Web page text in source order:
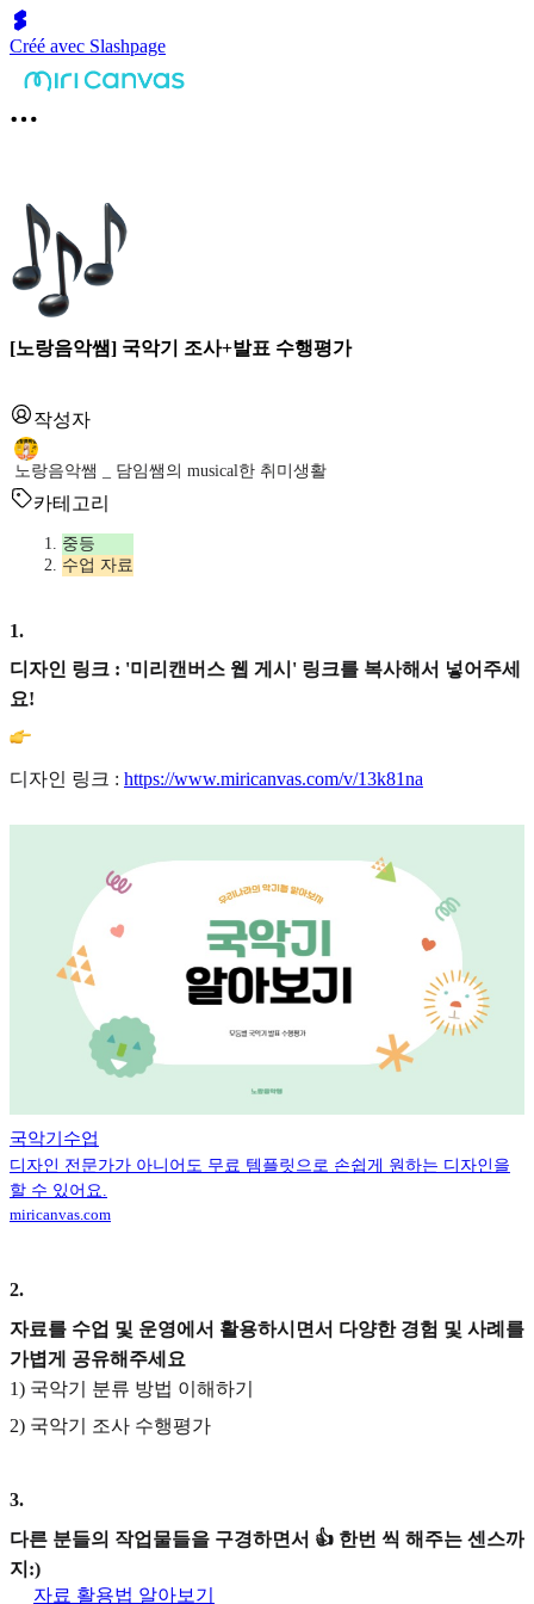
Créé avec Slashpage
[노랑음악쌤] 국악기 조사+발표 수행평가
작성자
노랑음악쌤 _ 담임쌤의 musical한 취미생활
카테고리
중등
수업 자료
1.
디자인 링크 : '미리캔버스 웹 게시' 링크를 복사해서 넣어주세
요!
디자인 링크 : https://www.miricanvas.com/v/13k81na
국악기수업
디자인 전문가가 아니어도 무료 템플릿으로 손쉽게 원하는 디자인을
할 수 있어요.
miricanvas.com
2.
자료를 수업 및 운영에서 활용하시면서 다양한 경험 및 사례를
가볍게 공유해주세요
1) 국악기 분류 방법 이해하기
2) 국악기 조사 수행평가
3.
다른 분들의 작업물들을 구경하면서 👍 한번 씩 해주는 센스까
지:)
자료 활용법 알아보기